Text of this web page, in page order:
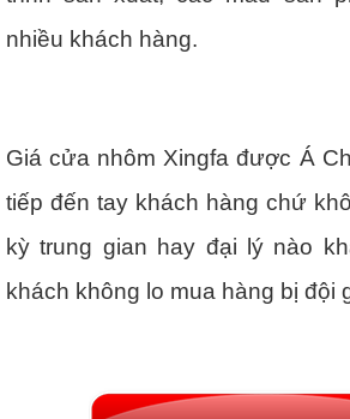
nhiều khách hàng.
Giá cửa nhôm Xingfa được Á
tiếp đến tay khách hàng chứ
kỳ trung gian hay đại lý nào
khách không lo mua hàng bị đội